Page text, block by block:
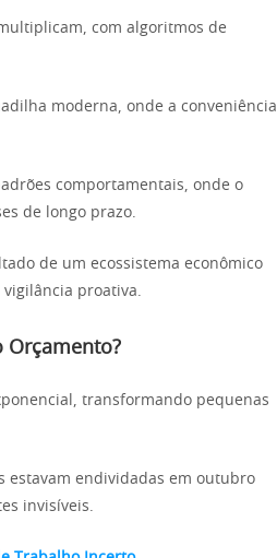
com algoritmos de
moderna, onde a conveniência
comportamentais, onde o
de longo prazo.
de um ecossistema econômico
proativa.
Orçamento?
transformando pequenas
estavam endividadas em outubro
invisíveis.